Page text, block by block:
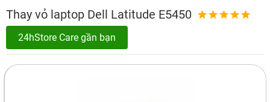
Thay vỏ laptop Dell Latitude E5450
24hStore Care gần bạn